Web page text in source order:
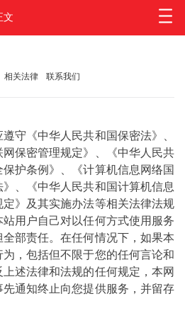
文
相关法律 联系我们
守《中华人民共和国保密法》、
网保密管理规定》、《中华人民共
护条例》、《计算机信息网络国
、《中华人民共和国计算机信息
》及其实施办法等相关法律法规
用户自己对以任何方式使用服务
部责任。在任何情况下，如果本
，包括但不限于您的任何言论和
述法律和法规的任何规定，本网
通知终止向您提供服务，并留存